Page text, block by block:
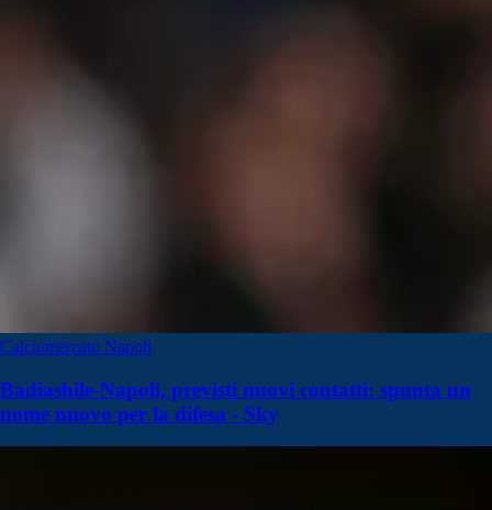
Calciomercato Napoli
Badiashile-Napoli, previsti nuovi contatti: spunta un
nome nuovo per la difesa - Sky